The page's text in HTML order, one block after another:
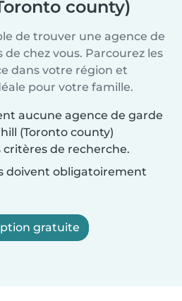
county)
de trouver une agence de
chez vous. Parcourez les
dans votre région et
pour votre famille.
aucune agence de garde
(Toronto county)
de recherche.
doivent obligatoirement
gratuite